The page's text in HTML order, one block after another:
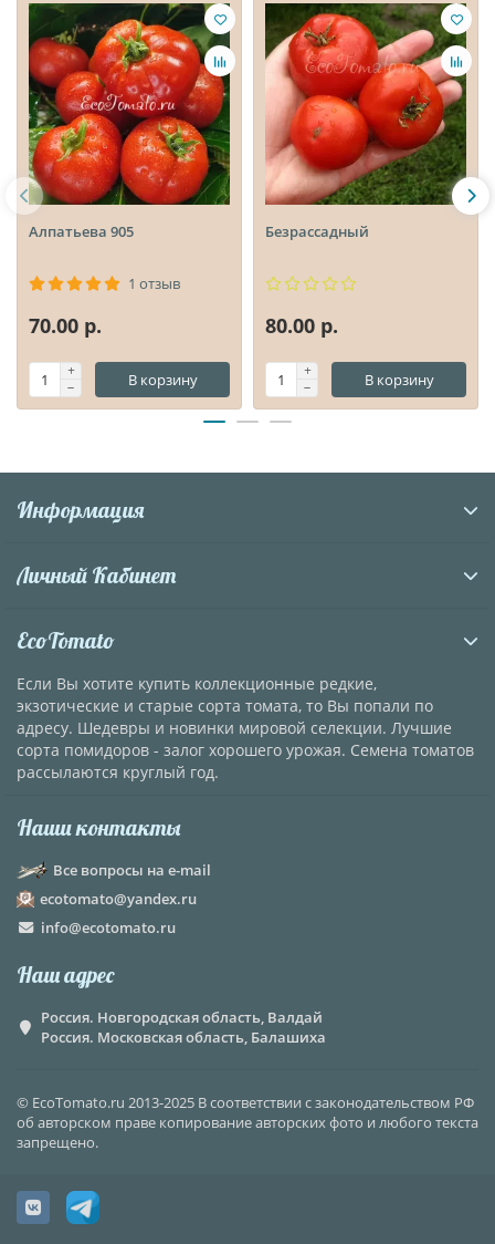
Алпатьева 905
1 отзыв
70.00 р.
В корзину
Безрассадный
80.00 р.
В корзину
Информация
Личный Кабинет
EcoTomato
Если Вы хотите купить коллекционные редкие,
экзотические и старые сорта томата, то Вы попали по
адресу. Шедевры и новинки мировой селекции. Лучшие
сорта помидоров - залог хорошего урожая. Семена томатов
рассылаются круглый год.
Наши контакты
Все вопросы на e-mail
ecotomato@yandex.ru
info@ecotomato.ru
Наш адрес
Россия. Новгородская область, Валдай
Россия. Московская область, Балашиха
© EcoTomato.ru 2013-2025 В соответствии с законодательством РФ
об авторском праве копирование авторских фото и любого текста
запрещено.